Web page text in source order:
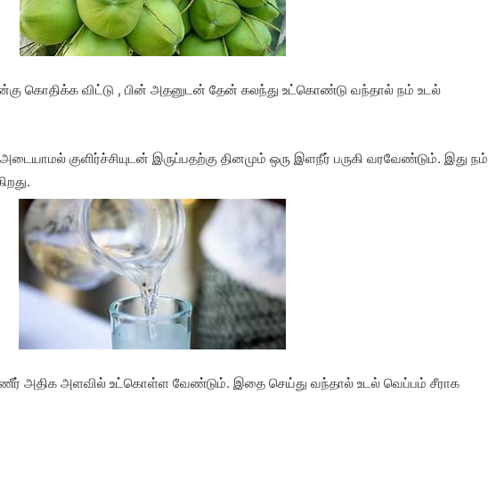
கொதிக்க விட்டு , பின் அதனுடன் தேன் கலந்து உட்கொண்டு வந்தால் நம் உடல்
குளிர்ச்சியுடன் இருப்பதற்கு தினமும் ஒரு இளநீர் பருகி வரவேண்டும். இது நம்
அதிக அளவில் உட்கொள்ள வேண்டும். இதை செய்து வந்தால் உடல் வெப்பம் சீராக